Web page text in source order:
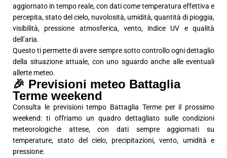
aggiornato in tempo reale, con dati come temperatura effettiva e
percepita, stato del cielo, nuvolosità, umidità, quantità di pioggia,
visibilità, pressione atmosferica, vento, indice UV e qualità
dell’aria.
Questo ti permette di avere sempre sotto controllo ogni dettaglio
della situazione attuale, con uno sguardo anche alle eventuali
allerte meteo.
🎉 Previsioni meteo Battaglia
Terme weekend
Consulta le previsioni tempo Battaglia Terme per il prossimo
weekend: ti offriamo un quadro dettagliato sulle condizioni
meteorologiche attese, con dati sempre aggiornati su
temperature, stato del cielo, precipitazioni, vento, umidità e
pressione.